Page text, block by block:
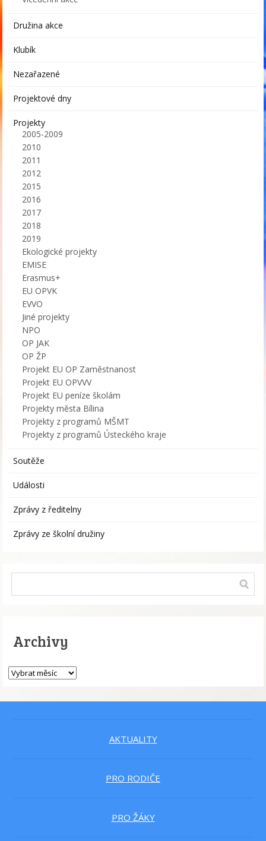
Družina akce
Klubík
Nezařazené
Projektové dny
Projekty
2005-2009
2010
2011
2012
2015
2016
2017
2018
2019
Ekologické projekty
EMISE
Erasmus+
EU OPVK
EVVO
Jiné projekty
NPO
OP JAK
OP ŽP
Projekt EU OP Zaměstnanost
Projekt EU OPVVV
Projekt EU peníze školám
Projekty města Bílina
Projekty z programů MŠMT
Projekty z programů Ústeckého kraje
Soutěže
Události
Zprávy z ředitelny
Zprávy ze školní družiny
Archivy
AKTUALITY
PRO RODIČE
PRO ŽÁKY